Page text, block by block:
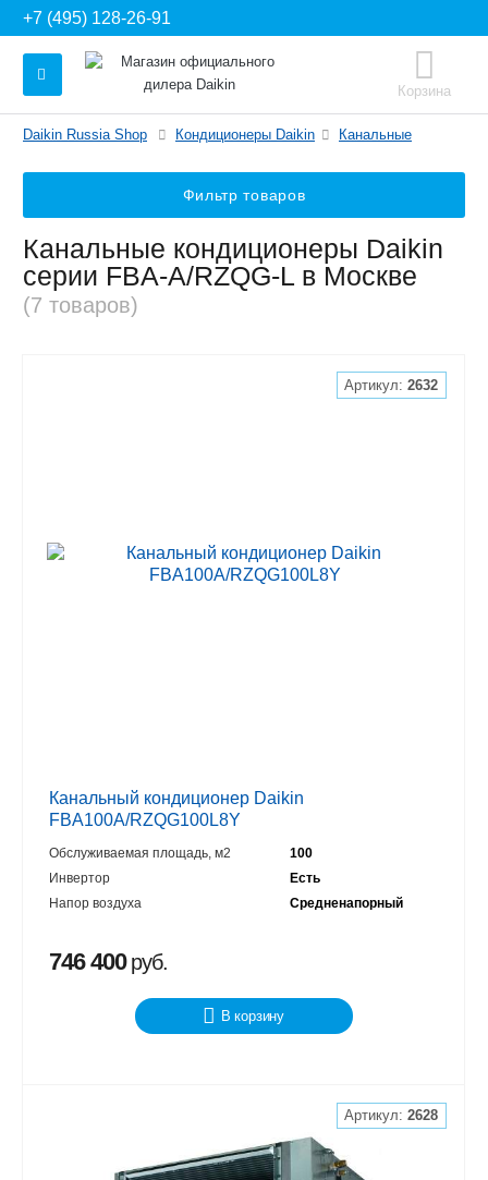
+7 (495) 128-26-91
Корзина
Daikin Russia Shop Кондиционеры Daikin Канальные
Фильтр товаров
Канальные кондиционеры Daikin
серии FBA-A/RZQG-L в Москве
(7 товаров)
Артикул:2632
Канальный кондиционер Daikin
FBA100A/RZQG100L8Y
Обслуживаемая площадь, м2
100
Инвертор
Есть
Напор воздуха
Средненапорный
746 400руб.
В корзину
Артикул:2628